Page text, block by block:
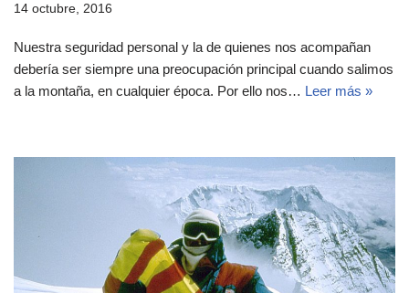
14 octubre, 2016
Nuestra seguridad personal y la de quienes nos acompañan
debería ser siempre una preocupación principal cuando salimos
a la montaña, en cualquier época. Por ello nos… Leer más »